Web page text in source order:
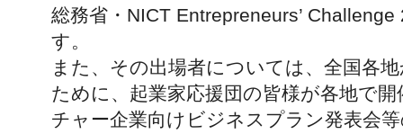
総務省・NICT Entrepreneurs’
す。
また、その出場者については、全国各
ために、起業家応援団の皆様が各地で
チャー企業向けビジネスプラン発表会